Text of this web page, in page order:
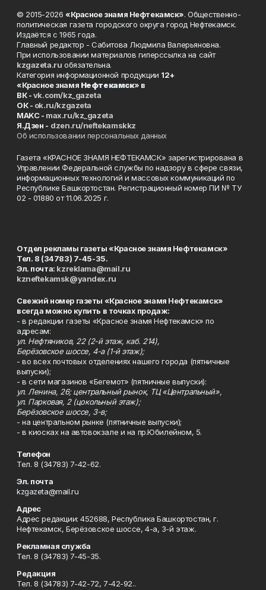
© 2015-2026 «Красное знамя Нефтекамск». Общественно-
политическая газета городского округа город Нефтекамск.
Издаётся с 1965 года.
Главный редактор - Сабитова Людмила Валерьяновна.
При использовании материалов гиперссылка на сайт
kzgazeta.ru обязательна.
Категория информационной продукции 12+
«Красное знамя Нефтекамск» в
ВК -vk.com/kz_gazeta
ОК - ok.ru/kzgazeta
MAKC - max.ru/kz_gazeta
Я.Дзен - dzen.ru/neftekamskkz
Об использовании персональных данных
Газета «КРАСНОЕ ЗНАМЯ НЕФТЕКАМСК» зарегистрирована в
Управлении Федеральной службы по надзору в сфере связи,
информационных технологий и массовых коммуникаций по
Республике Башкортостан. Регистрационный номер ПИ № ТУ
02 - 01880 от 11.06.2025 г.
Отдел рекламы газеты «Красное знамя Нефтекамск»
Тел. 8 (34783) 7-45-35.
Эл. почта: kzreklama@mail.ru
kzneftekamsk@yandex.ru
Свежий номер газеты «Красное знамя Нефтекамск»
всегда можно купить в точках продаж:
- в редакции газеты «Красное знамя Нефтекамск» по
адресам:
ул. Нефтяников, 22 (2-й этаж, каб. 214),
Берёзовское шоссе, 4-а (1-й этаж);
- во всех почтовых отделениях нашего города (пятничные
выпуски);
- в сети магазинов «Бегемот» (пятничные выпуски):
ул. Ленина, 26; центральный рынок, ТЦ «Центральный»,
ул. Парковая, 2 (цокольный этаж);
Берёзовское шоссе, 3-в;
- на центральном рынке (пятничные выпуски);
- в киосках на автовокзале и на пр.Юбилейном, 5.
Телефон
Тел. 8 (34783) 7-42-62.
Эл. почта
kzgazeta@mail.ru
Адрес
Адрес редакции: 452688, Республика Башкортостан, г.
Нефтекамск, Берёзовское шоссе, 4-а, 3-й этаж.
Рекламная служба
Тел. 8 (34783) 7-45-35.
Редакция
Тел. 8 (34783) 7-42-72, 7-42-92..